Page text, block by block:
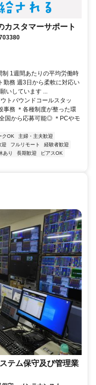
カスタマーサポート
1週間あたりの平均労働時
勤務 週3日から柔軟に対応い
いしています ...
トバウンドコールスタッ
事務 ＊各種制度が整った環
国から応募可能◎ ＊PCやモ
クOK
主婦・主夫歓迎
迎 フルリモート
経験者歓迎
あり 長期歓迎
ピアスOK
テム保守及び管理業